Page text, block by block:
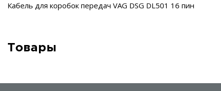
Кабель для коробок передач VAG DSG DL501 16 пин
Товары